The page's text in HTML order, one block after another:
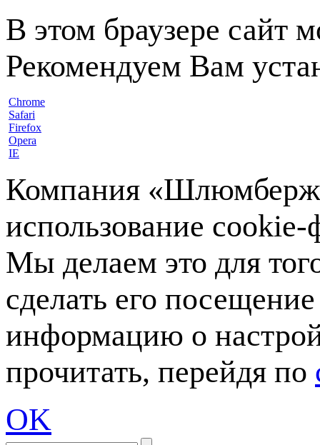
В этом браузере сайт
Рекомендуем Вам
Chrome
Safari
Firefox
Opera
IE
Компания
использование
Мы делаем это для
сделать его
информацию о
прочитать, перейдя по
OK